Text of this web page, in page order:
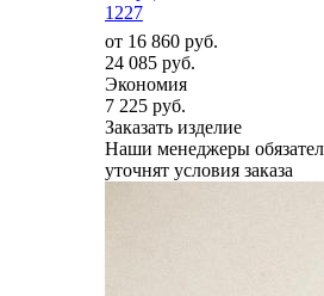
1227
от 16 860 руб.
24 085 руб.
Экономия
7 225 руб.
Заказать изделие
Наши менеджеры
уточнят условия заказа